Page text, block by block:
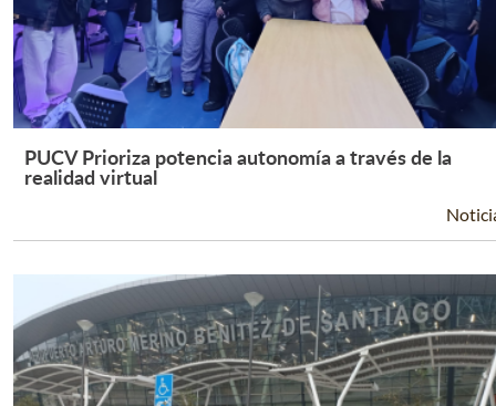
Leer Más +
PUCV Prioriza potencia autonomía a través de la
realidad virtual